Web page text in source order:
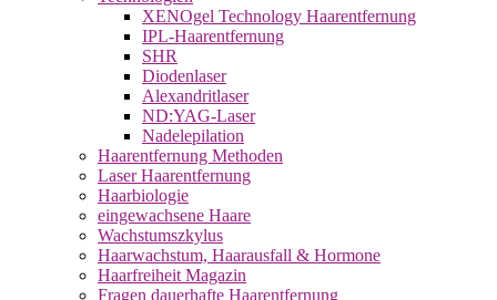
XENOgel Technology Haarentfernung
IPL-Haarentfernung
SHR
Diodenlaser
Alexandritlaser
ND:YAG-Laser
Nadelepilation
Haarentfernung Methoden
Laser Haarentfernung
Haarbiologie
eingewachsene Haare
Wachstumszkylus
Haarwachstum, Haarausfall & Hormone
Haarfreiheit Magazin
Fragen dauerhafte Haarentfernung